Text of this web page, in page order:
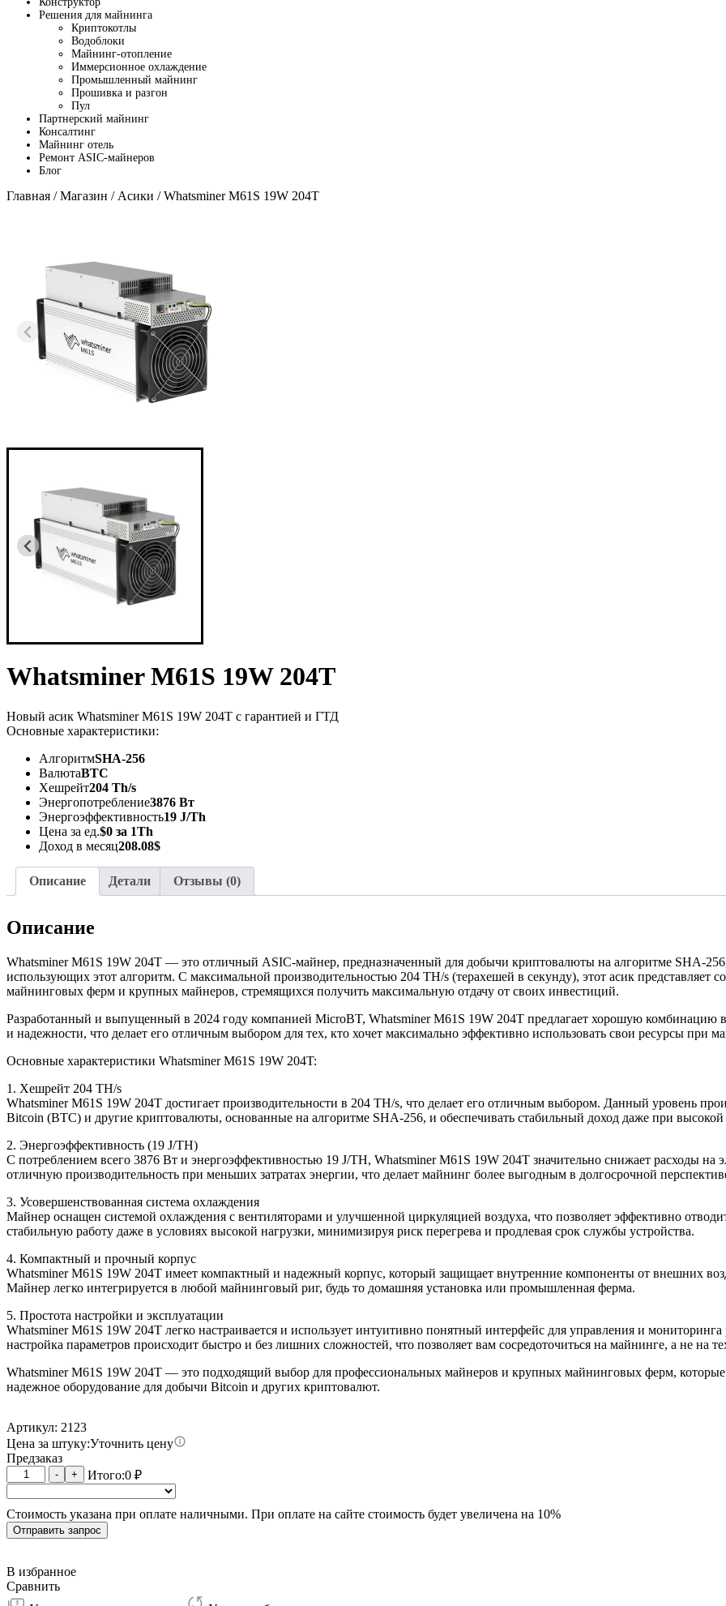
Решения для майнинга
Криптокотлы
Водоблоки
Майнинг-отопление
Иммерсионное охлаждение
Промышленный майнинг
Прошивка и разгон
Пул
Партнерский майнинг
Консалтинг
Майнинг отель
Ремонт ASIC-майнеров
Блог
Главная /Магазин / Асики / Whatsminer M61S 19W 204T
Whatsminer M61S 19W 204T
Новый асик Whatsminer M61S 19W 204T с гарантией и ГТД
Основные характеристики:
АлгоритмSHA-256
ВалютаBTC
Хешрейт204 Th/s
Энергопотребление3876 Вт
Энергоэффективность19 J/Th
Цена за ед.$0 за 1Th
Доход в месяц208.08$
Описание Детали Отзывы (0)
Описание
Whatsminer M61S 19W 204T — это отличный ASIC-майнер, предназначенный для добычи криптовалюты на алгоритме SHA-
использующих этот алгоритм. С максимальной производительностью 204 TH/s (терахешей в секунду), этот асик представляет
майнинговых ферм и крупных майнеров, стремящихся получить максимальную отдачу от своих инвестиций.
Разработанный и выпущенный в 2024 году компанией MicroBT, Whatsminer M61S 19W 204T предлагает хорошую комбинацию
и надежности, что делает его отличным выбором для тех, кто хочет максимально эффективно использовать свои ресурсы при
Основные характеристики Whatsminer M61S 19W 204T:
1. Хешрейт 204 TH/s
Whatsminer M61S 19W 204T достигает производительности в 204 TH/s, что делает его отличным выбором. Данный уровень
Bitcoin (BTC) и другие криптовалюты, основанные на алгоритме SHA-256, и обеспечивать стабильный доход даже при
2. Энергоэффективность (19 J/TH)
С потреблением всего 3876 Вт и энергоэффективностью 19 J/TH, Whatsminer M61S 19W 204T значительно снижает расходы на
отличную производительность при меньших затратах энергии, что делает майнинг более выгодным в долгосрочной
3. Усовершенствованная система охлаждения
Майнер оснащен системой охлаждения с вентиляторами и улучшенной циркуляцией воздуха, что позволяет эффективно
стабильную работу даже в условиях высокой нагрузки, минимизируя риск перегрева и продлевая срок службы устройства.
4. Компактный и прочный корпус
Whatsminer M61S 19W 204T имеет компактный и надежный корпус, который защищает внутренние компоненты от внешних
Майнер легко интегрируется в любой майнинговый риг, будь то домашняя установка или промышленная ферма.
5. Простота настройки и эксплуатации
Whatsminer M61S 19W 204T легко настраивается и использует интуитивно понятный интерфейс для управления и
настройка параметров происходит быстро и без лишних сложностей, что позволяет вам сосредоточиться на майнинге, а не на
Whatsminer M61S 19W 204T — это подходящий выбор для профессиональных майнеров и крупных майнинговых ферм,
надежное оборудование для добычи Bitcoin и других криптовалют.
Артикул: 2123
Цена за штуку:Уточнить цену
Предзаказ
Количество
товара
Whatsminer
M61S
19W
- + Итого:0₽
Стоимость указана при оплате наличными. При оплате на сайте стоимость будет увеличена на 10%
Отправить запрос
В избранное
Сравнить